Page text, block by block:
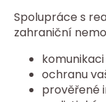
Spolupráce s
zahraniční
ochranu
prověřené